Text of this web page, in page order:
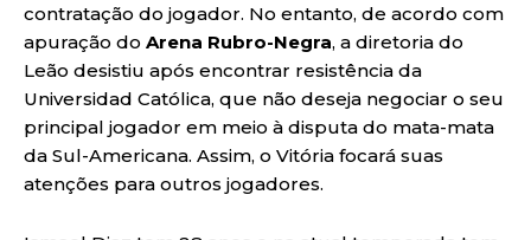
contratação do jogador. No entanto, de acordo com
apuração do Arena Rubro-Negra, a diretoria do
Leão desistiu após encontrar resistência da
Universidad Católica, que não deseja negociar o seu
principal jogador em meio à disputa do mata-mata
da Sul-Americana. Assim, o Vitória focará suas
atenções para outros jogadores.